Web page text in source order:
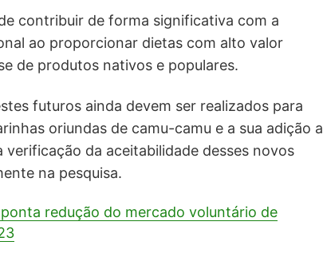
contribuir de forma significativa com a
ao proporcionar dietas com alto valor
de produtos nativos e populares.
futuros ainda devem ser realizados para
oriundas de camu-camu e a sua adição a
da aceitabilidade desses novos
na pesquisa.
redução do mercado voluntário de